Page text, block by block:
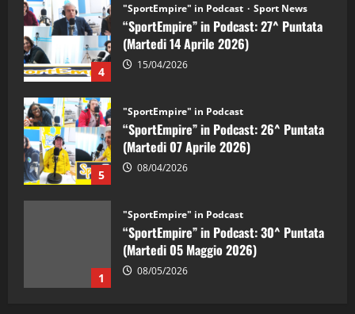
4
"SportEmpire" in Podcast Sport News
“SportEmpire” in Podcast: 27^ Puntata
(Martedi 14 Aprile 2026)
15/04/2026
5
"SportEmpire" in Podcast
“SportEmpire” in Podcast: 26^ Puntata
(Martedi 07 Aprile 2026)
08/04/2026
1
"SportEmpire" in Podcast
“SportEmpire” in Podcast: 30^ Puntata
(Martedi 05 Maggio 2026)
08/05/2026